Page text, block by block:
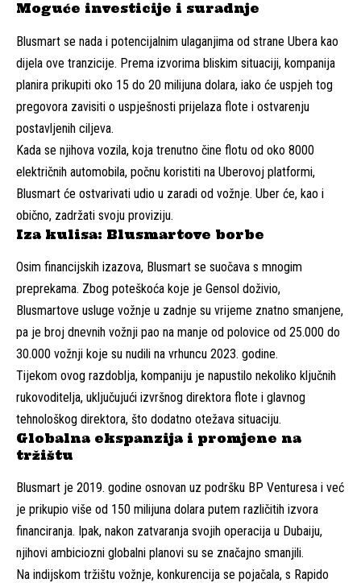
Moguće investicije i suradnje
Blusmart se nada i potencijalnim ulaganjima od strane Ubera kao
dijela ove tranzicije. Prema izvorima bliskim situaciji, kompanija
planira prikupiti oko 15 do 20 milijuna dolara, iako će uspjeh tog
pregovora zavisiti o uspješnosti prijelaza flote i ostvarenju
postavljenih ciljeva.
Kada se njihova vozila, koja trenutno čine flotu od oko 8000
električnih automobila, počnu koristiti na Uberovoj platformi,
Blusmart će ostvarivati udio u zaradi od vožnje. Uber će, kao i
obično, zadržati svoju proviziju.
Iza kulisa: Blusmartove borbe
Osim financijskih izazova, Blusmart se suočava s mnogim
preprekama. Zbog poteškoća koje je Gensol doživio,
Blusmartove usluge vožnje u zadnje su vrijeme znatno smanjene,
pa je broj dnevnih vožnji pao na manje od polovice od 25.000 do
30.000 vožnji koje su nudili na vrhuncu 2023. godine.
Tijekom ovog razdoblja, kompaniju je napustilo nekoliko ključnih
rukovoditelja, uključujući izvršnog direktora flote i glavnog
tehnološkog direktora, što dodatno otežava situaciju.
Globalna ekspanzija i promjene na
tržištu
Blusmart je 2019. godine osnovan uz podršku BP Venturesa i već
je prikupio više od 150 milijuna dolara putem različitih izvora
financiranja. Ipak, nakon zatvaranja svojih operacija u Dubaiju,
njihovi ambiciozni globalni planovi su se značajno smanjili.
Na indijskom tržištu vožnje, konkurencija se pojačala, s Rapido